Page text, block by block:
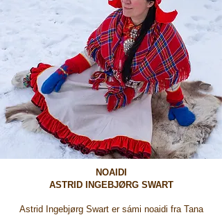
NOAIDI
ASTRID INGEBJØRG SWART
Astrid Ingebjørg Swart er sámi noaidi fra Tana